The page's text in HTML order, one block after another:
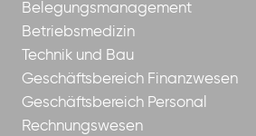
Belegungsmanagement
Betriebsmedizin
Technik und Bau
Geschäftsbereich Finanzwesen
Geschäftsbereich Personal
Rechnungswesen